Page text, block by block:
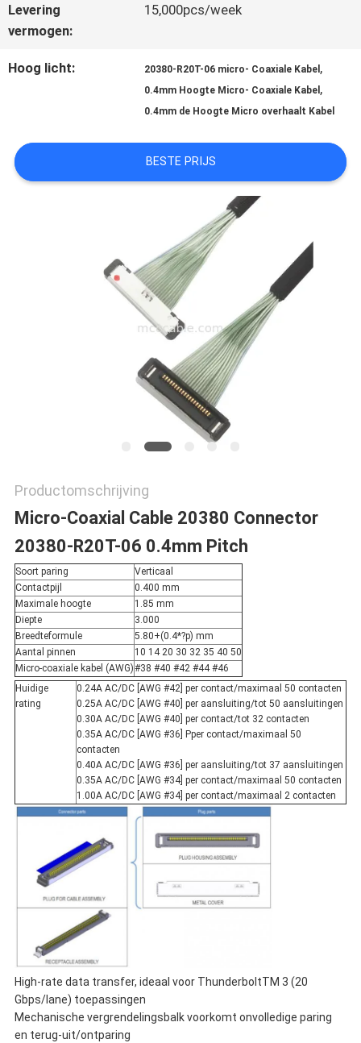
NIEUWS
GEVALLEN
VRAAG
EEN
PRIVACYBELEID
Levering
vermogen:
15,000pcs/week
Hoog licht: 20380-R20T-06 micro- Coaxiale Kabel ,
0.4mm Hoogte Micro- Coaxiale Kabel ,
0.4mm de Hoogte Micro overhaalt Kabel
BESTE PRIJS
Productomschrijving
Micro-Coaxial Cable 20380 Connector
20380-R20T-06 0.4mm Pitch
Soort paring
Verticaal
Contactpijl
0.400 mm
Maximale hoogte
1.85 mm
Diepte
3.000
Breedteformule
5.80+(0.4*?p) mm
Aantal pinnen
10 14 20 30 32 35 40 50
Micro-coaxiale kabel (AWG)#38 #40 #42 #44 #46
Huidige
rating
0.24A AC/DC [AWG #42] per contact/maximaal 50 contacten
0.25A AC/DC [AWG #40] per aansluiting/tot 50 aansluitingen
0.30A AC/DC [AWG #40] per contact/tot 32 contacten
0.35A AC/DC [AWG #36] Pper contact/maximaal 50
contacten
0.40A AC/DC [AWG #36] per aansluiting/tot 37 aansluitingen
0.35A AC/DC [AWG #34] per contact/maximaal 50 contacten
1.00A AC/DC [AWG #34] per contact/maximaal 2 contacten
High-rate data transfer, ideaal voor ThunderboltTM 3 (20
Gbps/lane) toepassingen
Mechanische vergrendelingsbalk voorkomt onvolledige paring
en terug-uit/ontparing